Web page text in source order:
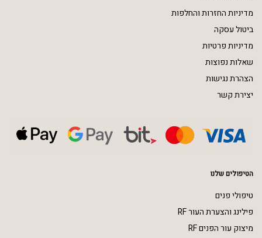
מדיניות החזרות והחלפות
ביטול עסקה
מדיניות פרטיות
שאלות נפוצות
הצהרת נגישות
יצירת קשר
הטיפולים שלנו
טיפולי פנים
פילינג והצערת העור RF
מיצוק עור הפנים RF